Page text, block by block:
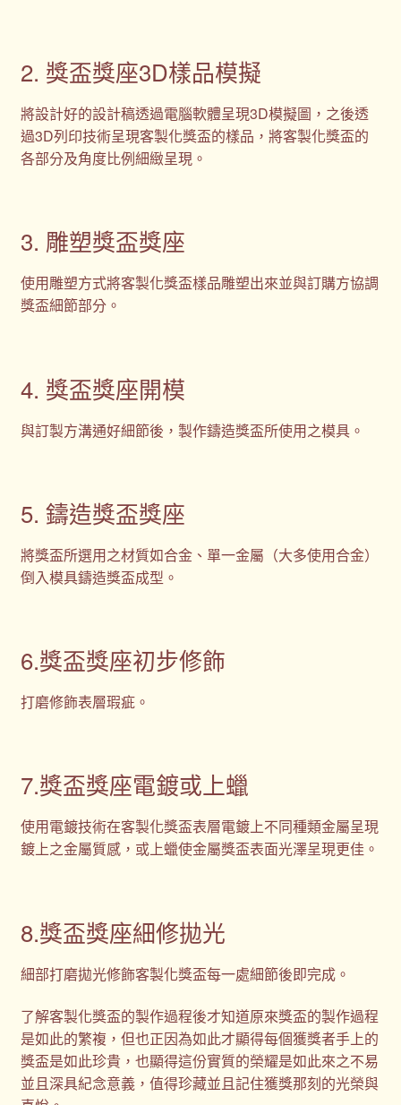
2. 獎盃獎座3D樣品模擬
將設計好的設計稿透過電腦軟體呈現3D模擬圖，之後透
過3D列印技術呈現客製化獎盃的樣品，將客製化獎盃的
各部分及角度比例細緻呈現。
3. 雕塑獎盃獎座
使用雕塑方式將客製化獎盃樣品雕塑出來並與訂購方協調
獎盃細節部分。
4. 獎盃獎座開模
與訂製方溝通好細節後，製作鑄造獎盃所使用之模具。
5. 鑄造獎盃獎座
將獎盃所選用之材質如合金、單一金屬（大多使用合金）
倒入模具鑄造獎盃成型。
6.獎盃獎座初步修飾
打磨修飾表層瑕疵。
7.獎盃獎座電鍍或上蠟
使用電鍍技術在客製化獎盃表層電鍍上不同種類金屬呈現
鍍上之金屬質感，或上蠟使金屬獎盃表面光澤呈現更佳。
8.獎盃獎座細修拋光
細部打磨拋光修飾客製化獎盃每一處細節後即完成。
了解客製化獎盃的製作過程後才知道原來獎盃的製作過程
是如此的繁複，但也正因為如此才顯得每個獲獎者手上的
獎盃是如此珍貴，也顯得這份實質的榮耀是如此來之不易
並且深具紀念意義，值得珍藏並且記住獲獎那刻的光榮與